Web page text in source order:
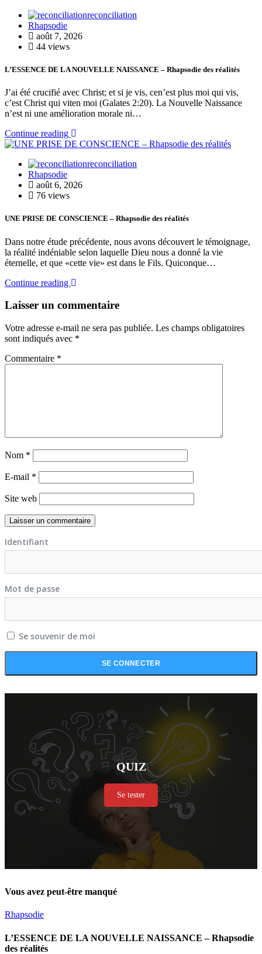
reconciliation
Rhapsodie
août 7, 2026
44 views
L’ESSENCE DE LA NOUVELLE NAISSANCE – Rhapsodie des réalités
J’ai été crucifié avec Christ; et si je vis, cen’est plus moi qui vis,
c’est Christ qui viten moi (Galates 2:20). La Nouvelle Naissance
n’est ni une amélioration morale ni…
Continue reading
reconciliation
Rhapsodie
août 6, 2026
76 views
UNE PRISE DE CONSCIENCE – Rhapsodie des réalités
Dans notre étude précédente, nous avons découvert le témoignage,
la réalité indéniable selon laquelle Dieu nous a donné la vie
éternelle, et que «cette vie» est dans le Fils. Quiconque…
Continue reading
Laisser un commentaire
Votre adresse e-mail ne sera pas publiée. Les champs obligatoires
sont indiqués avec *
Commentaire *
Nom *
E-mail *
Site web
Identifiant
Mot de passe
Se souvenir de moi
QUIZ
Se tester
Vous avez peut-être manqué
Rhapsodie
L’ESSENCE DE LA NOUVELLE NAISSANCE – Rhapsodie
des réalités